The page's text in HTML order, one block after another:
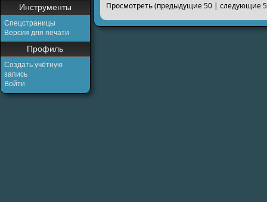
Инструменты
Спецстраницы
Версия для печати
Профиль
Создать учётную
запись
Войти
Просмотреть (предыдущие 50 | следующие